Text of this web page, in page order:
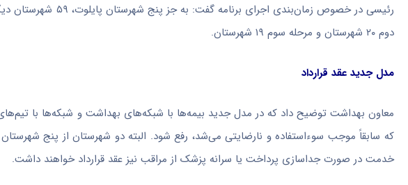
دوم ۲۰ شهرستان و مرحله سوم ۱۹ شهرستان.
مدل جدید عقد قرارداد
معاون بهداشت توضیح داد که در مدل جدید بیمه‌ها با شبکه‌های بهداشت و شبکه‌ها با
که سابقاً موجب سوءاستفاده و نارضایتی می‌شد، رفع شود. البته دو شهرستان از پنج
خدمت در صورت جداسازی پرداخت یا سرانه پزشک از مراقب نیز عقد قرارداد خواهند داشت.